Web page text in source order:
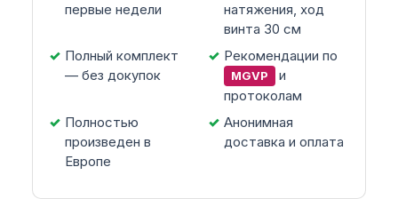
первые недели
натяжения, ход
винта 30 см
Полный комплект
— без докупок
Рекомендации по
MGVP
и
протоколам
Полностью
произведен в
Европе
Анонимная
доставка и оплата